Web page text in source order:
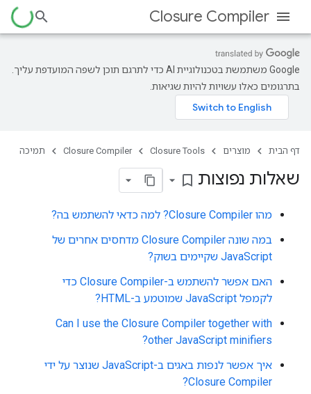
Closure Compiler
‫Google משתמשת בטכנולוגיית AI כדי לתרגם תוכן לשפה המועדפת עליך.
בתרגומים כאלו עשויות להיות שגיאות.
דף הבית מוצרים Closure Tools
Closure Compiler תמיכה
שאלות נפוצות bookmark_border
מהו Closure Compiler? למה כדאי להשתמש בה?
במה שונה Closure Compiler מדחסים אחרים של
JavaScript שקיימים בשוק?
האם אפשר להשתמש ב-Closure Compiler כדי
לקמפל JavaScript שמוטמע ב-HTML?
Can I use the Closure Compiler together with
other JavaScript minifiers?
איך אפשר לנפות באגים ב-JavaScript שנוצר על ידי
Closure Compiler?